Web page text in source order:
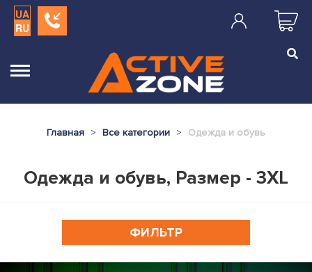
UA
RU
Главная Все категории Одежда и обувь
Одежда и обувь, Размер - 3XL
ФИЛЬТР